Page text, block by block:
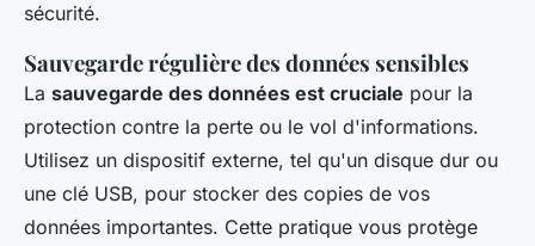
sécurité.
Sauvegarde régulière des données sensibles
La sauvegarde des données est cruciale pour la
protection contre la perte ou le vol d'informations.
Utilisez un dispositif externe, tel qu'un disque dur ou
une clé USB, pour stocker des copies de vos
données importantes. Cette pratique vous protège